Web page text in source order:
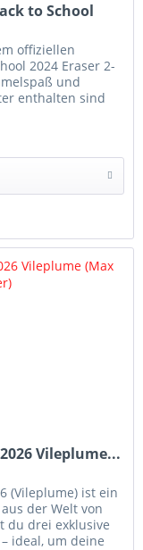
to School
offiziellen
2024 Eraser 2-
und
enthalten sind
Vileplume...
(Vileplume) ist ein
der Welt von
du drei exklusive
ideal, um deine